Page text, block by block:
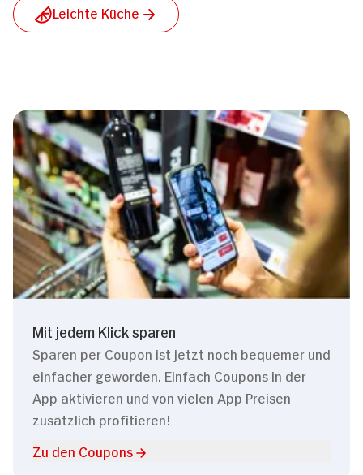
Leichte Küche
Mit jedem Klick sparen
Sparen per Coupon ist jetzt noch bequemer und
einfacher geworden. Einfach Coupons in der
App aktivieren und von vielen App Preisen
zusätzlich profitieren!
Zu den Coupons